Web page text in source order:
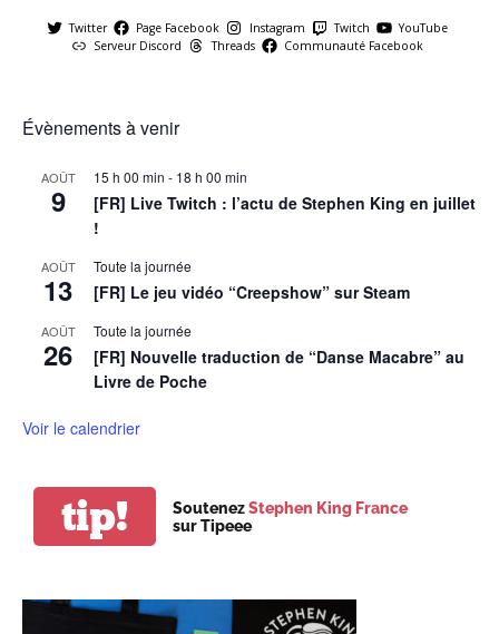
Twitter Page Facebook Instagram Twitch
YouTube
Serveur Discord
Threads Communauté Facebook
Évènements à venir
AOÛT
9
15 h 00 min - 18 h 00 min
[FR] Live Twitch : l’actu de Stephen King en juillet
!
AOÛT
13
Toute la journée
[FR] Le jeu vidéo “Creepshow” sur Steam
AOÛT
26
Toute la journée
[FR] Nouvelle traduction de “Danse Macabre” au
Livre de Poche
Voir le calendrier
tip! SoutenezStephen King France
sur Tipeee